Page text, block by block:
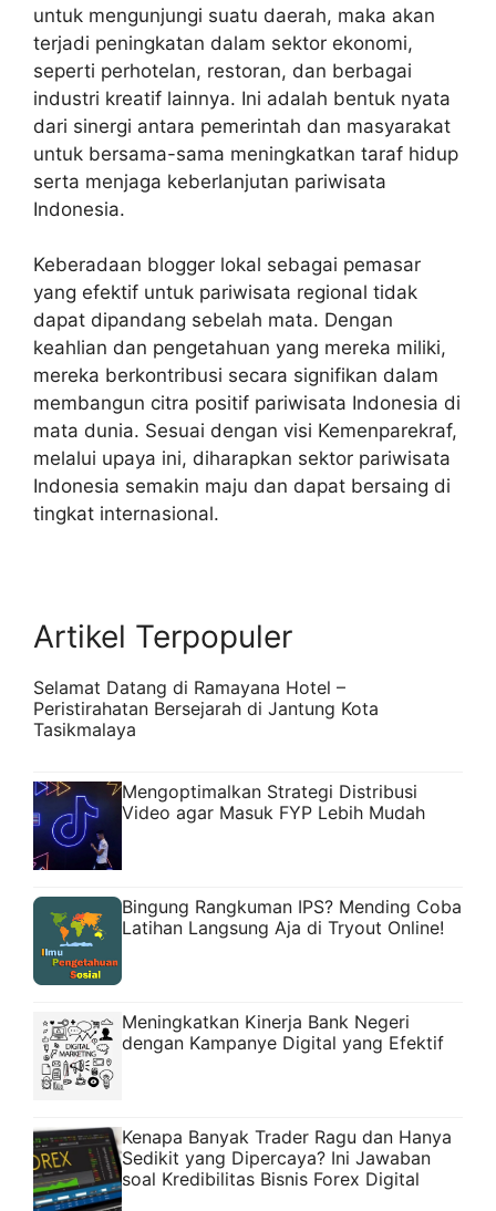
untuk mengunjungi suatu daerah, maka akan
terjadi peningkatan dalam sektor ekonomi,
seperti perhotelan, restoran, dan berbagai
industri kreatif lainnya. Ini adalah bentuk nyata
dari sinergi antara pemerintah dan masyarakat
untuk bersama-sama meningkatkan taraf hidup
serta menjaga keberlanjutan pariwisata
Indonesia.
Keberadaan blogger lokal sebagai pemasar
yang efektif untuk pariwisata regional tidak
dapat dipandang sebelah mata. Dengan
keahlian dan pengetahuan yang mereka miliki,
mereka berkontribusi secara signifikan dalam
membangun citra positif pariwisata Indonesia di
mata dunia. Sesuai dengan visi Kemenparekraf,
melalui upaya ini, diharapkan sektor pariwisata
Indonesia semakin maju dan dapat bersaing di
tingkat internasional.
Artikel Terpopuler
Selamat Datang di Ramayana Hotel –
Peristirahatan Bersejarah di Jantung Kota
Tasikmalaya
Mengoptimalkan Strategi Distribusi
Video agar Masuk FYP Lebih Mudah
Bingung Rangkuman IPS? Mending Coba
Latihan Langsung Aja di Tryout Online!
Meningkatkan Kinerja Bank Negeri
dengan Kampanye Digital yang Efektif
Kenapa Banyak Trader Ragu dan Hanya
Sedikit yang Dipercaya? Ini Jawaban
soal Kredibilitas Bisnis Forex Digital